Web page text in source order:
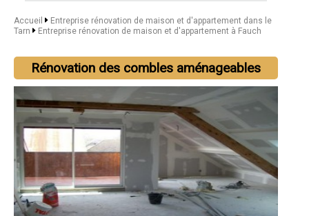
Accueil
Entreprise rénovation de maison et d'appartement dans le
Tarn
Entreprise rénovation de maison et d'appartement à Fauch
Rénovation des combles aménageables